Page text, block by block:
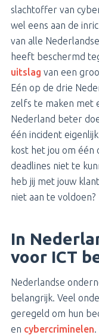
slachtoffer van
wel eens aan de
van alle
heeft beschermd
uitslag van een
Eén op de drie
zelfs te maken met
Nederland beter
één incident
kost het jou om
deadlines niet te
heb jij met jouw
niet aan te voldoen?
In
voor ICT
Nederlandse
belangrijk. Veel
geregeld om hun
en cybercriminelen